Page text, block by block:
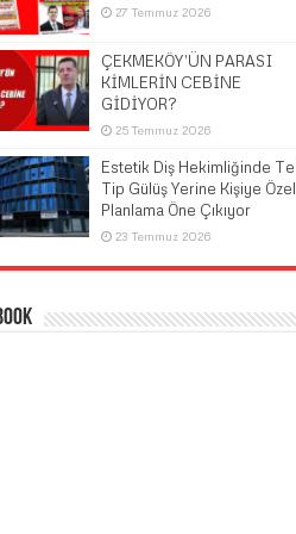
27 Temmuz 2026
ÇEKMEKÖY’ÜN PARASI
KİMLERİN CEBİNE
GİDİYOR?
25 Temmuz 2026
Estetik Diş Hekimliğinde
Tip Gülüş Yerine Kişiye Özel
Planlama Öne Çıkıyor
23 Temmuz 2026